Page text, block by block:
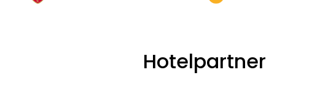
Hotelpartner